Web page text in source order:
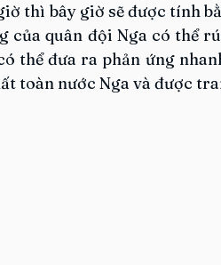
thì bây giờ sẽ được tính
của quân đội Nga có thể
thể đưa ra phản ứng
toàn nước Nga và được